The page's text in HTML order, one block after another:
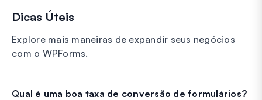
Dicas Úteis
Explore mais maneiras de expandir seus negócios
com o WPForms.
Qual é uma boa taxa de conversão de formulários?